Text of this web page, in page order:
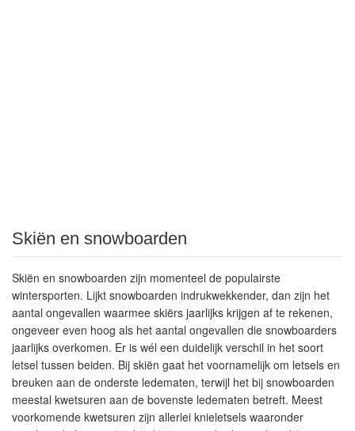
Skiën en snowboarden
Skiën en snowboarden zijn momenteel de populairste
wintersporten. Lijkt snowboarden indrukwekkender, dan zijn het
aantal ongevallen waarmee skiërs jaarlijks krijgen af te rekenen,
ongeveer even hoog als het aantal ongevallen die snowboarders
jaarlijks overkomen. Er is wél een duidelijk verschil in het soort
letsel tussen beiden. Bij skiën gaat het voornamelijk om letsels en
breuken aan de onderste ledematen, terwijl het bij snowboarden
meestal kwetsuren aan de bovenste ledematen betreft. Meest
voorkomende kwetsuren zijn allerlei knieletsels waaronder